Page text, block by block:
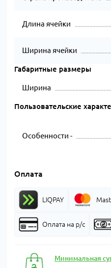
Длина ячейки
Ширина ячейки
Габаритные размеры
Ширина
Пользовательские
Особенности -
Оплата
LIQPAY
Оплата на р/с
Минимальная